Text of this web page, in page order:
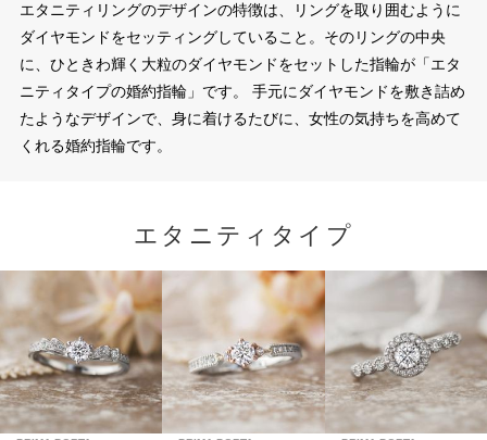
エタニティリングのデザインの特徴は、リングを取り囲むように
ダイヤモンドをセッティングしていること。そのリングの中央
に、ひときわ輝く大粒のダイヤモンドをセットした指輪が「エタ
ニティタイプの婚約指輪」です。 手元にダイヤモンドを敷き詰め
たようなデザインで、身に着けるたびに、女性の気持ちを高めて
くれる婚約指輪です。
エタニティタイプ